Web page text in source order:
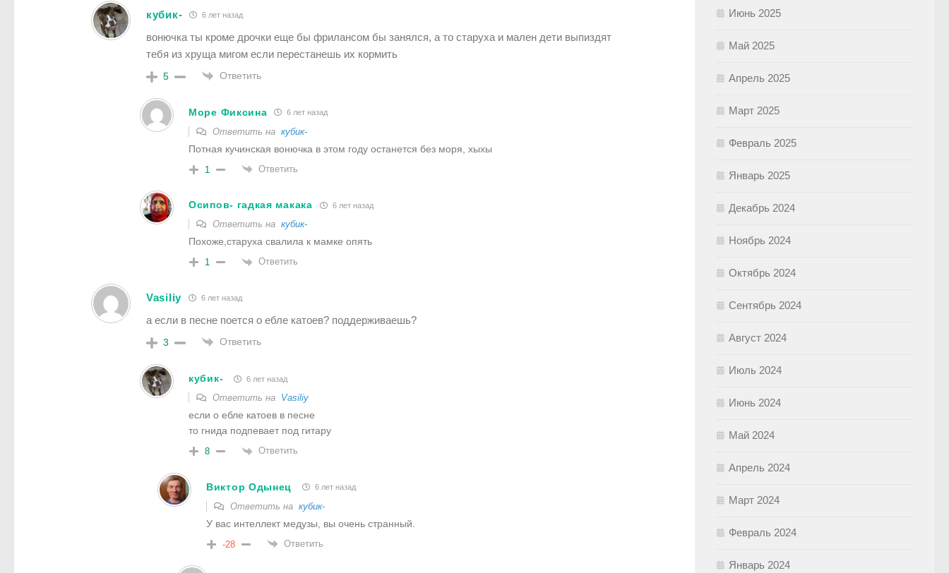
кубик- 6 лет назад
вонючка ты кроме дрочки еще бы фрилансом бы занялся, а то старуха и мален дети выпиздят
тебя из хруща мигом если перестанешь их кормить
5 Ответить
Море Фиксина 6 лет назад
Ответить на кубик-
Потная кучинская вонючка в этом году останется без моря, хыхы
1 Ответить
Осипов- гадкая макака 6 лет назад
Ответить на кубик-
Похоже,старуха свалила к мамке опять
1 Ответить
Vasiliy 6 лет назад
а если в песне поется о ебле катоев? поддерживаешь?
3 Ответить
кубик- 6 лет назад
Ответить на Vasiliy
если о ебле катоев в песне
то гнида подпевает под гитару
8 Ответить
Виктор Одынец 6 лет назад
Ответить на кубик-
У вас интеллект медузы, вы очень странный.
-28 Ответить
Июнь 2025
Май 2025
Апрель 2025
Март 2025
Февраль 2025
Январь 2025
Декабрь 2024
Ноябрь 2024
Октябрь 2024
Сентябрь 2024
Август 2024
Июль 2024
Июнь 2024
Май 2024
Апрель 2024
Март 2024
Февраль 2024
Январь 2024